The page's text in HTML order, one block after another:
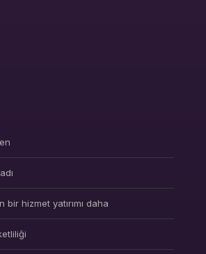
hizmet yatırımı daha